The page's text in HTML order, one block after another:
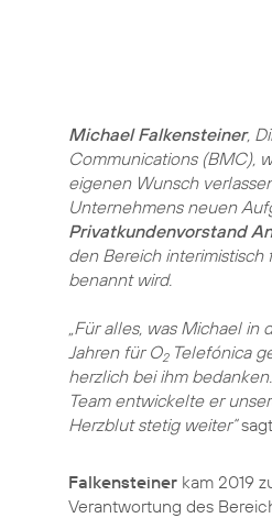
Michael Falkensteiner,
Communications (BMC),
eigenen Wunsch
Unternehmens neuen
Privatkundenvorstand
den Bereich
benannt wird.
„Für alles, was Michael
Jahren für O2Telefónica
herzlich bei ihm
Team entwickelte er
Herzblut stetig weiter“
Falkensteiner kam 2019
Verantwortung des